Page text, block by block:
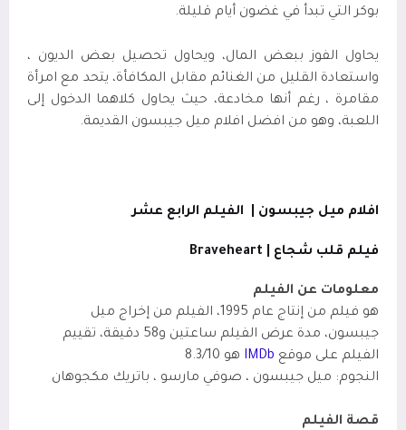
بوكر التي تبدأ في غضون أيام قليلة.
يحاول الفوز ببعض المال، ويحاول تحصيل بعض الديون ،
واستعادة القليل من الغنائم مقابل المكافأة، يتحد مع امرأة
مقامرة ، رغم أنها مخادعة، حيث يحاول كلاهما الدخول إلى
اللعبة، وهو من افضل افلام ميل جيبسون القديمة.
افلام ميل جيبسون | الفيلم الرابع عشر
فيلم قلب شجاع | Braveheart
معلومات عن الفيلم
هو فيلم من إنتاج عام 1995، الفيلم من إخراج ميل
جيبسون، مدة عرض الفيلم ساعتين و58 دقيقة،
تقييم
الفيلم على موقع IMDb هو 8.3/10
النجوم: ميل جيبسون ، صوفي مارسو ، باتريك مكجوهان
قصة الفيلم